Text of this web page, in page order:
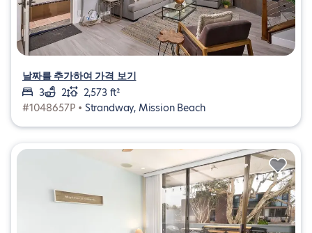
날짜를 추가하여 가격 보기
3
2
2,573 ft²
#1048657P • Strandway, Mission Beach